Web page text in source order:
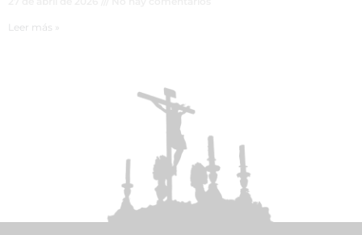
Leer más »